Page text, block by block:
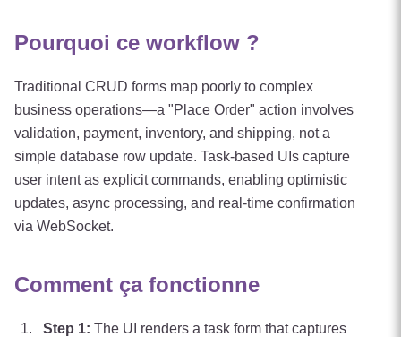
Pourquoi ce workflow ?
Traditional CRUD forms map poorly to complex
business operations—a "Place Order" action involves
validation, payment, inventory, and shipping, not a
simple database row update. Task-based UIs capture
user intent as explicit commands, enabling optimistic
updates, async processing, and real-time confirmation
via WebSocket.
Comment ça fonctionne
Step 1: The UI renders a task form that captures